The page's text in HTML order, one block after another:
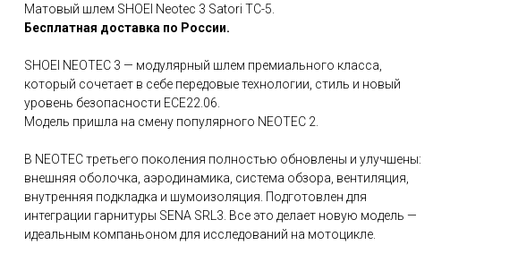
Матовый шлем SHOEI Neotec 3 Satori TC-5.
Бесплатная доставка по России.
SHOEI NEOTEC 3 — модулярный шлем премиального класса,
который сочетает в себе передовые технологии, стиль и новый
уровень безопасности ECE22.06.
Модель пришла на смену популярного NEOTEC 2.
В NEOTEC третьего поколения полностью обновлены и улучшены:
внешняя оболочка, аэродинамика, система обзора, вентиляция,
внутренняя подкладка и шумоизоляция. Подготовлен для
интеграции гарнитуры SENA SRL3. Все это делает новую модель —
идеальным компаньоном для исследований на мотоцикле.